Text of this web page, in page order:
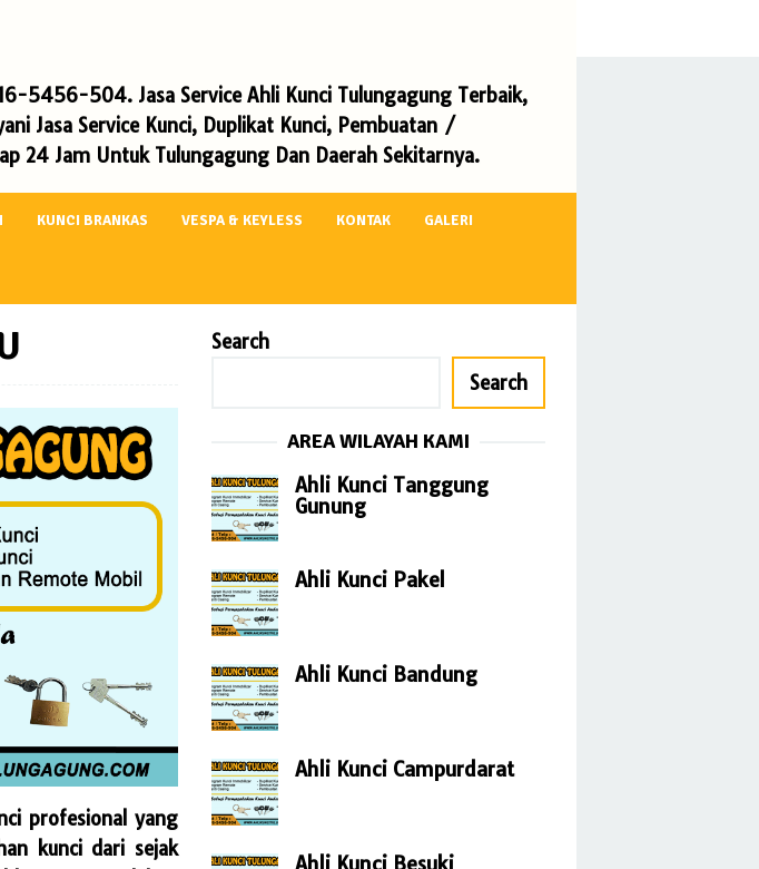
5456-504. Jasa Service Ahli Kunci Tulungagung Terbaik,
Jasa Service Kunci, Duplikat Kunci, Pembuatan /
24 Jam Untuk Tulungagung Dan Daerah Sekitarnya.
KUNCI BRANKAS VESPA & KEYLESS KONTAK GALERI
profesional yang
kunci dari sejak
Search
Search
AREA WILAYAH KAMI
Ahli Kunci Tanggung
Gunung
Ahli Kunci Pakel
Ahli Kunci Bandung
Ahli Kunci Campurdarat